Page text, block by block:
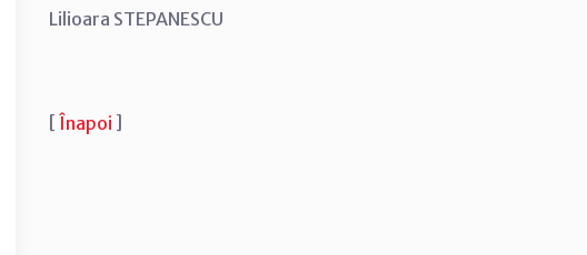
Lilioara STEPANESCU
[ Înapoi ]